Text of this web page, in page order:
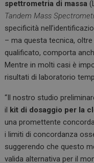
spettrometria di massa
Tandem Mass
specificità
– ma questa tecnica,
qualificato, comporta
Mentre in molti casi è
risultati di laboratorio
“Il nostro studio
il
kit di dosaggio per la
una promettente
i limiti di concordanza
suggerendo che questo
valida alternativa per il